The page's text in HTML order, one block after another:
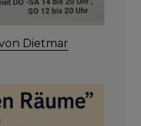
Dietmar